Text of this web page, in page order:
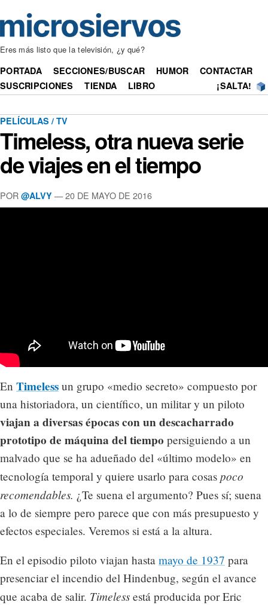
Eres más listo que la televisión, ¿y qué?
PORTADA SECCIONES/BUSCAR HUMOR
CONTACTAR
SUSCRIPCIONES
TIENDA LIBRO ¡SALTA!
PELÍCULAS / TV
Timeless, otra nueva serie
de viajes en el tiempo
POR @ALVY — 20 DE MAYO DE 2016
En Timeless un grupo «medio secreto» compuesto por
una historiadora, un científico, un militar y un piloto
viajan a diversas épocas con un descacharrado
prototipo de máquina del tiempo persiguiendo a un
malvado que se ha adueñado del «último modelo» en
tecnología temporal y quiere usarlo para cosas poco
recomendables. ¿Te suena el argumento? Pues sí; suena
a lo de siempre pero parece que con más presupuesto y
efectos especiales. Veremos si está a la altura.
En el episodio piloto viajan hasta mayo de 1937 para
presenciar el incendio del Hindenbug, según el avance
que acaba de salir. Timeless está producida por Eric